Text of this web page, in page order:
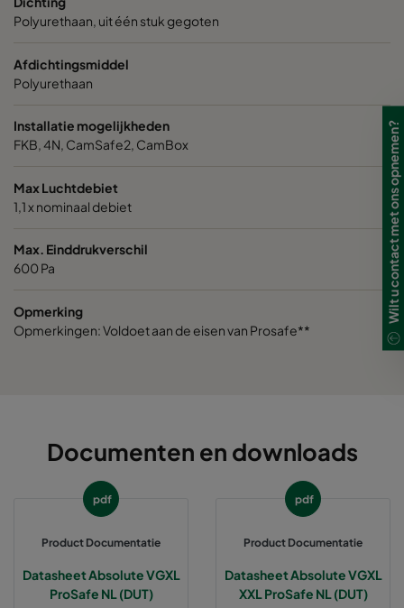
VGXL14-610x610x292-P-PS
VGXXL14-610x305x292-P-PS
Polyurethaan, uit één stuk gegoten
Afdichtingsmiddel
Polyurethaan
Installatie mogelijkheden
FKB, 4N, CamSafe2, CamBox
Max Luchtdebiet
1,1 x nominaal debiet
Max. Einddrukverschil
600 Pa
Opmerking
Opmerkingen: Voldoet aan de eisen van Prosafe**
Documenten en downloads
pdf
Product Documentatie
Datasheet Absolute VGXL
ProSafe NL (DUT)
pdf
Product Documentatie
Datasheet Absolute VGXL
XXL ProSafe NL (DUT)
Wilt u contact met ons opnemen?